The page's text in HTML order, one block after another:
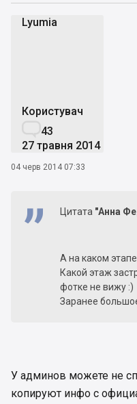
Lyumia
Користувач
43
27 травня 2014
04 черв 2014 07:33
Цитата "Анна
А на каком
Какой этаж
фотке не вижу :)
Заранее
У админов можете не
копируют инфо с